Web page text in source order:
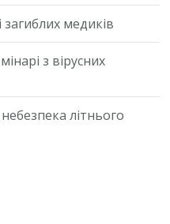
медиків
з вірусних
літнього